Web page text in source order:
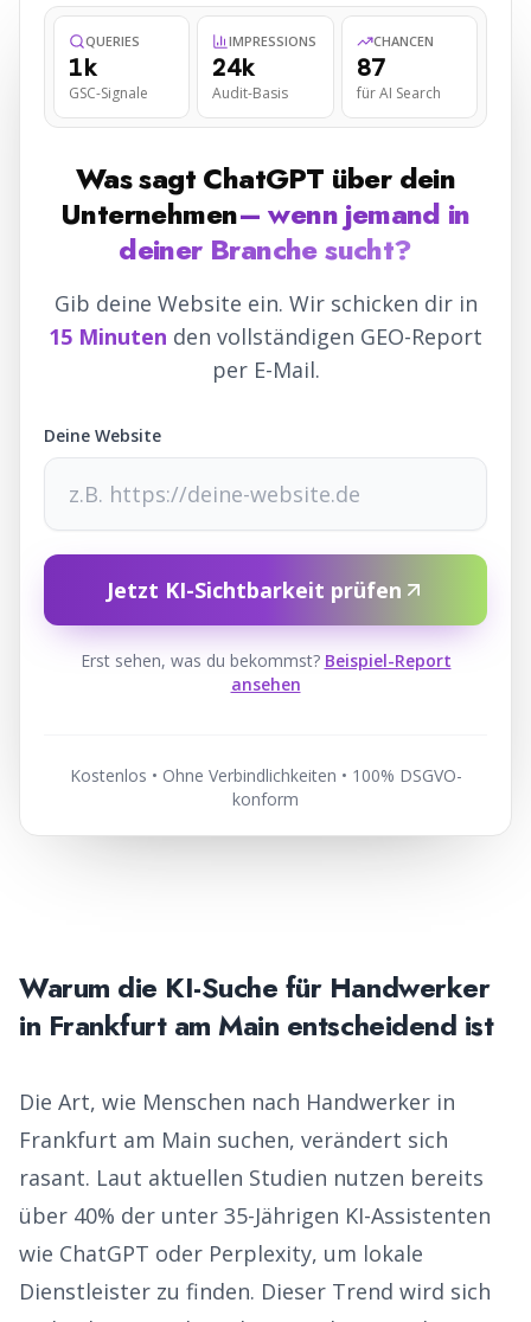
QUERIES
1k
GSC-Signale
IMPRESSIONS
24k
Audit-Basis
CHANCEN
87
für AI Search
Was sagt ChatGPT über dein
Unternehmen– wenn jemand in
deiner Branche sucht?
Gib deine Website ein. Wir schicken dir in
15 Minuten den vollständigen GEO-Report
per E-Mail.
Deine Website
Jetzt KI-Sichtbarkeit prüfen
Erst sehen, was du bekommst? Beispiel-Report
ansehen
Kostenlos • Ohne Verbindlichkeiten • 100% DSGVO-
konform
Warum die KI-Suche für Handwerker
in Frankfurt am Main entscheidend ist
Die Art, wie Menschen nach Handwerker in
Frankfurt am Main suchen, verändert sich
rasant. Laut aktuellen Studien nutzen bereits
über 40% der unter 35-Jährigen KI-Assistenten
wie ChatGPT oder Perplexity, um lokale
Dienstleister zu finden. Dieser Trend wird sich